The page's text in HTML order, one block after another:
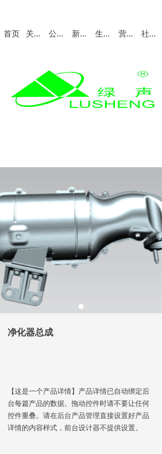
首页 关于我们 公司产品 新闻中心 生产与质量 营销与服务 社会招聘
净化器总成
【这是一个产品详情】产品详情已自动绑定后
台每篇产品的数据。拖动控件时请不要让任何
控件重叠。请在后台产品管理直接设置好产品
详情的内容样式，前台设计器不提供设置。